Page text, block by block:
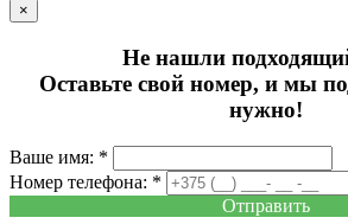
×
Не нашли
Оставьте свой номер, и мы
нужно!
Ваше имя: *
Номер телефона: *
Отправить